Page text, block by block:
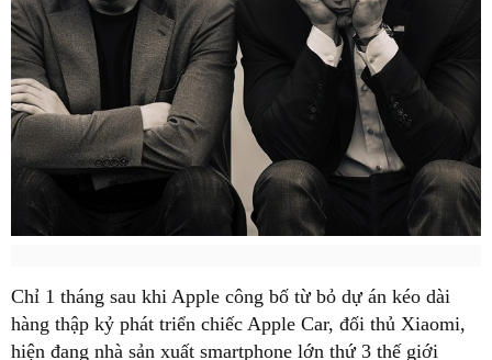
Chỉ 1 tháng sau khi Apple công bố từ bỏ dự án kéo dài
hàng thập kỷ phát triển chiếc Apple Car, đối thủ Xiaomi,
hiện đang nhà sản xuất smartphone lớn thứ 3 thế giới